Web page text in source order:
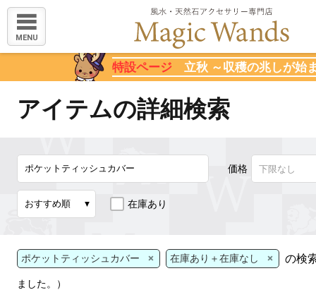
MENU
特設ページ立秋 ～収穫の兆しが始
アイテムの詳細検索
価格
在庫あり
ポケットティッシュカバー × 在庫あり＋在庫なし × の検
ました。）